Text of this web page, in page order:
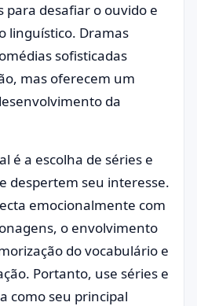
para desafiar o ouvido e
linguístico. Dramas
sofisticadas
mas oferecem um
da
é a escolha de séries e
despertem seu interesse.
emocionalmente com
o envolvimento
do vocabulário e
Portanto, use séries e
como seu principal